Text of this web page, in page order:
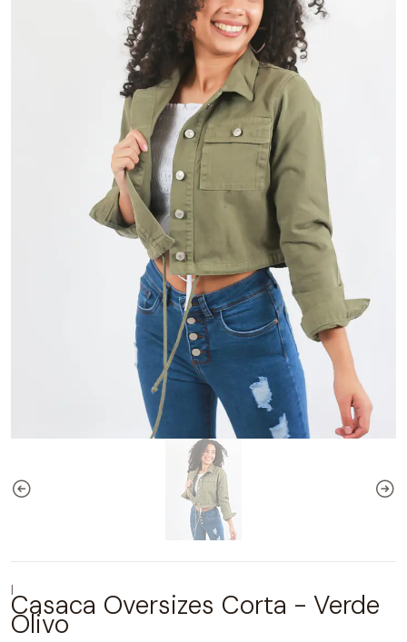
|Casaca Oversizes Corta - Verde
Olivo